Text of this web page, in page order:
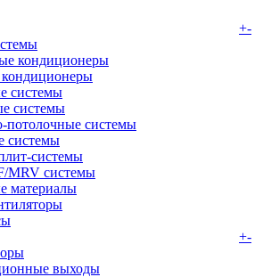
+-
кондиционеры
системы
системы
потолочные системы
системы
системы
MRV системы
материалы
+-
выходы